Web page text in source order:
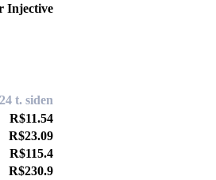
Injective
24 t. siden
R$11.54
R$23.09
R$115.4
R$230.9